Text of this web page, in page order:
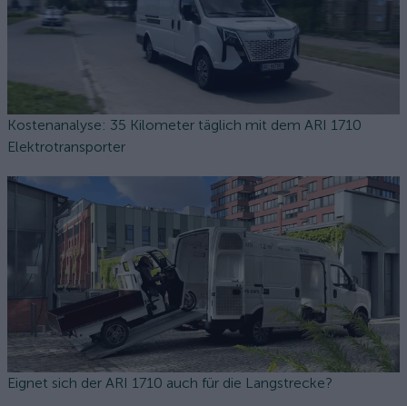
Kostenanalyse: 35 Kilometer täglich mit dem ARI 1710
Elektrotransporter
Eignet sich der ARI 1710 auch für die Langstrecke?